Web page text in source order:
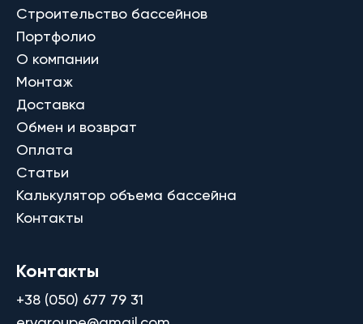
Строительство бассейнов
Портфолио
О компании
Монтаж
Доставка
Обмен и возврат
Оплата
Статьи
Калькулятор объема бассейна
Контакты
Контакты
+38 (050) 677 79 31